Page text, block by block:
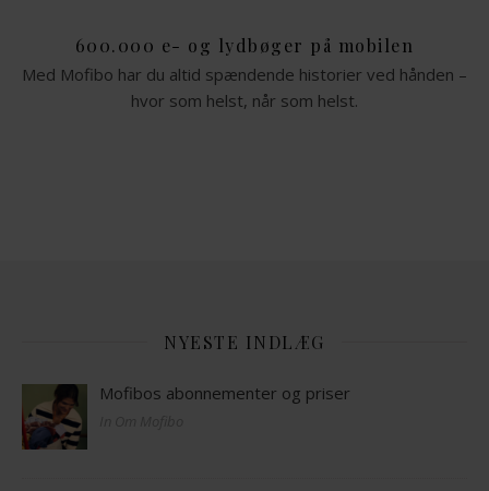
600.000 e- og lydbøger på mobilen
Med Mofibo har du altid spændende historier ved hånden –
hvor som helst, når som helst.
NYESTE INDLÆG
Mofibos abonnementer og priser